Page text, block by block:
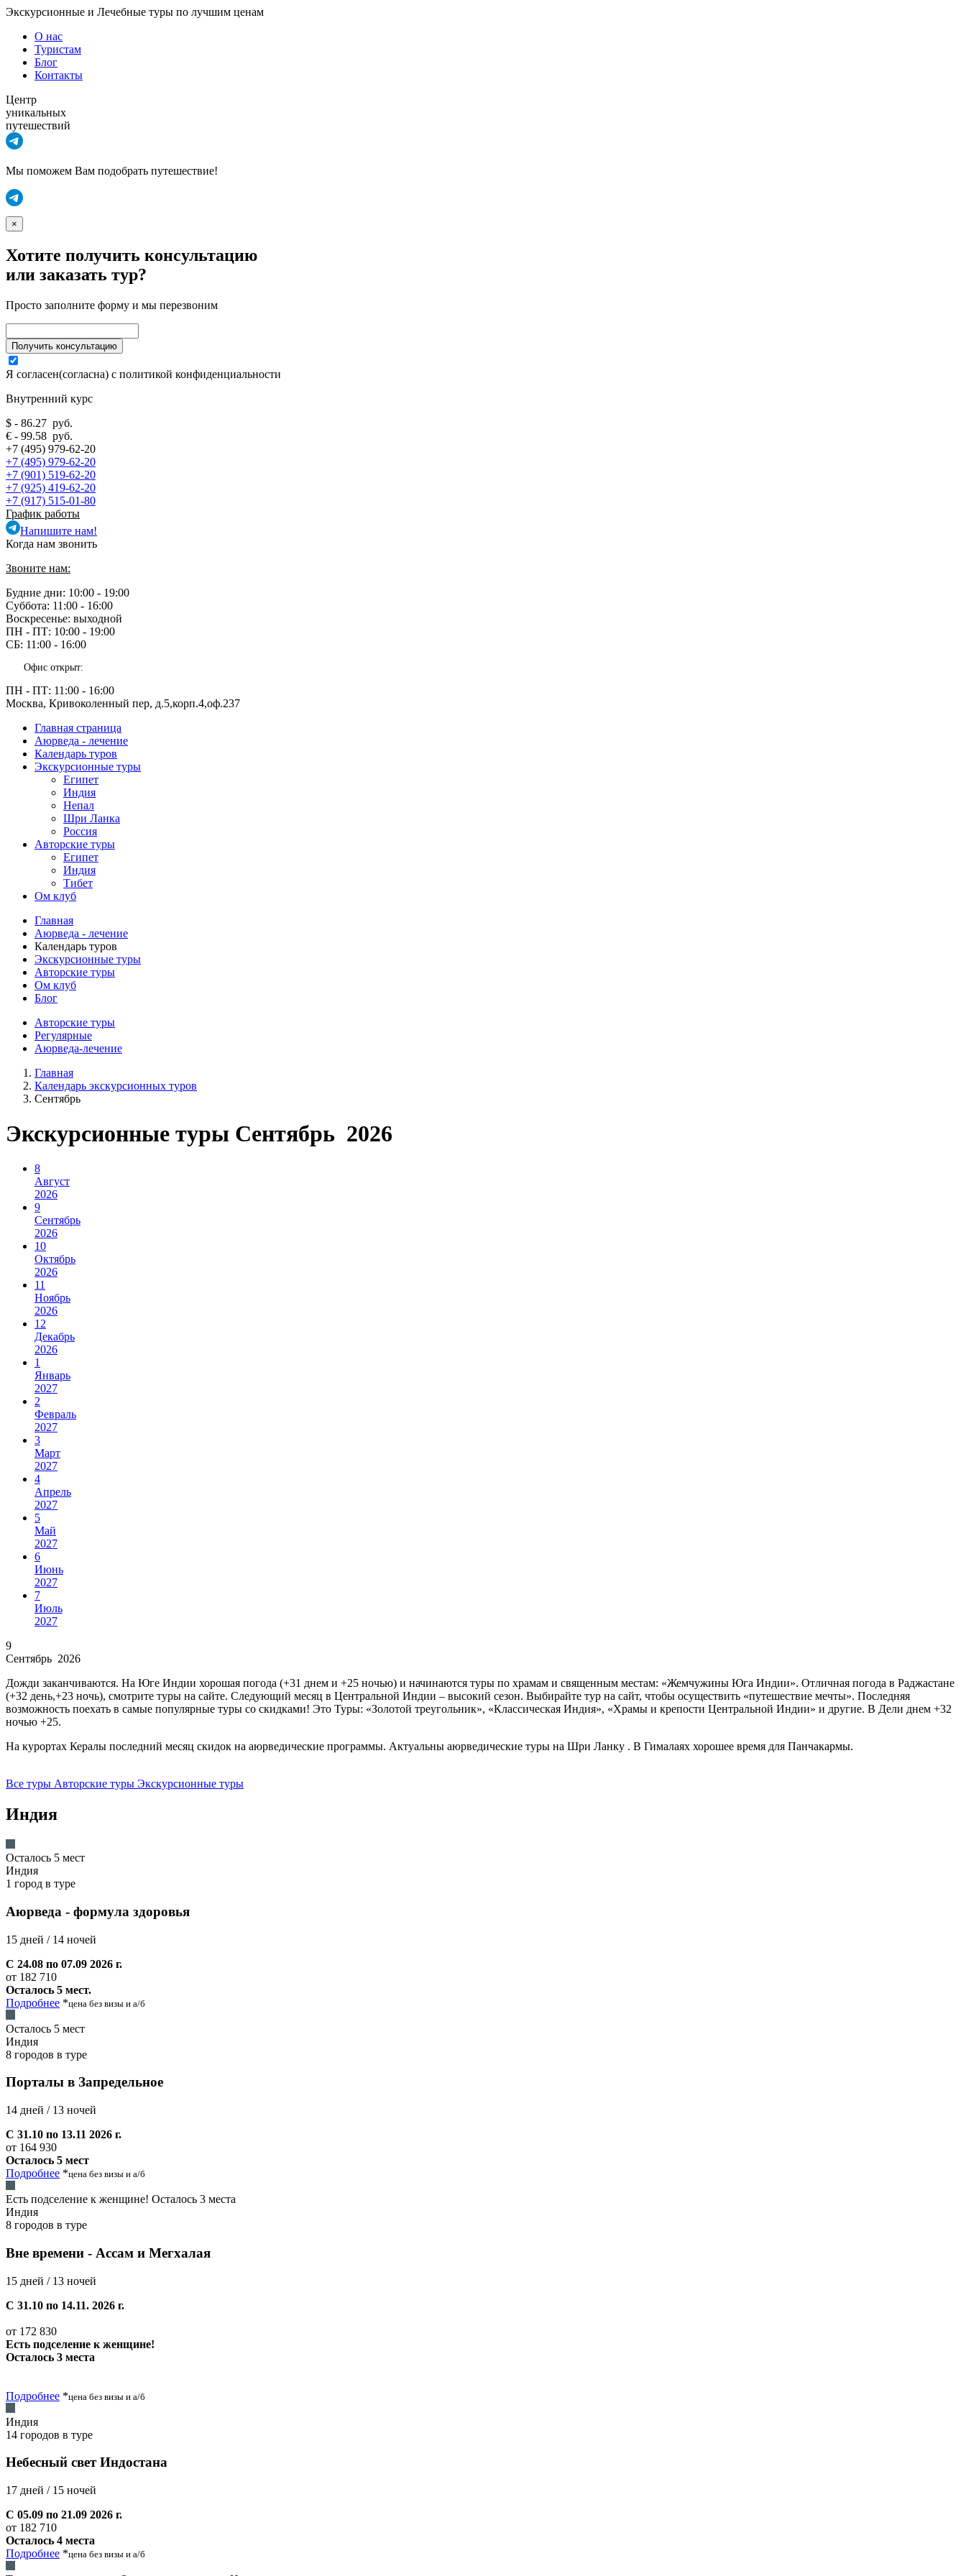
Экскурсионные и Лечебные туры по лучшим ценам
О нас
Туристам
Блог
Контакты
Центр
уникальных
путешествий
Мы поможем Вам подобрать путешествие!
×
Хотите получить консультацию
или заказать тур?
Просто заполните форму и мы перезвоним
Я согласен(согласна) с политикой конфиденциальности
Внутренний курс
$ - 86.27 руб.
€ - 99.58 руб.
+7 (495) 979-62-20
+7 (495) 979-62-20
+7 (901) 519-62-20
+7 (925) 419-62-20
+7 (917) 515-01-80
График работы
Напишите нам!
Когда нам звонить
Звоните нам:
Будние дни: 10:00 - 19:00
Суббота: 11:00 - 16:00
Воскресенье: выходной
ПН - ПТ: 10:00 - 19:00
СБ: 11:00 - 16:00
Офис открыт:
ПН - ПТ: 11:00 - 16:00
Москва, Кривоколенный пер, д.5,корп.4,оф.237
Главная страница
Аюрведа - лечение
Календарь туров
Экскурсионные туры
Египет
Индия
Непал
Шри Ланка
Россия
Авторские туры
Египет
Индия
Тибет
Ом клуб
Главная
Аюрведа - лечение
Календарь туров
Экскурсионные туры
Авторские туры
Ом клуб
Блог
Авторские туры
Регулярные
Аюрведа-лечение
Главная
Календарь экскурсионных туров
Сентябрь
Экскурсионные туры Сентябрь 2026
8
Август
2026
9
Сентябрь
2026
10
Октябрь
2026
11
Ноябрь
2026
12
Декабрь
2026
1
Январь
2027
2
Февраль
2027
3
Март
2027
4
Апрель
2027
5
Май
2027
6
Июнь
2027
7
Июль
2027
9
Сентябрь 2026
Дожди заканчиваются. На Юге Индии хорошая погода (+31 днем и +25 ночью) и начинаются туры по храмам и священным местам: «Жемчужины Юга Индии». Отличная погода в Раджастане
(+32 день,+23 ночь), смотрите туры на сайте. Следующий месяц в Центральной Индии – высокий сезон. Выбирайте тур на сайт, чтобы осуществить «путешествие мечты». Последняя
возможность поехать в самые популярные туры со скидками! Это Туры: «Золотой треугольник», «Классическая Индия», «Храмы и крепости Центральной Индии» и другие. В Дели днем +32
ночью +25.
На курортах Кералы последний месяц скидок на аюрведические программы. Актуальны аюрведические туры на Шри Ланку . В Гималаях хорошее время для Панчакармы.
Все туры Авторские туры Экскурсионные туры
Индия
Осталось 5 мест
Индия
1 город в туре
Аюрведа - формула здоровья
15 дней / 14 ночей
С 24.08 по 07.09 2026 г.
от 182 710
Осталось 5 мест.
Подробнее *цена без визы и а/б
Осталось 5 мест
Индия
8 городов в туре
Порталы в Запредельное
14 дней / 13 ночей
С 31.10 по 13.11 2026 г.
от 164 930
Осталось 5 мест
Подробнее *цена без визы и а/б
Есть подселение к женщине! Осталось 3 местa
Индия
8 городов в туре
Вне времени - Ассам и Мегхалая
15 дней / 13 ночей
С 31.10 по 14.11. 2026 г.
от 172 830
Есть подселение к женщине!
Осталось 3 места
Подробнее *цена без визы и а/б
Индия
14 городов в туре
Небесный свет Индостана
17 дней / 15 ночей
С 05.09 по 21.09 2026 г.
от 182 710
Осталось 4 места
Подробнее *цена без визы и а/б